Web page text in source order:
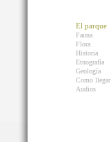
El parque
Fauna
Flora
Historia
Etnografía
Geología
Como llegar
Audios